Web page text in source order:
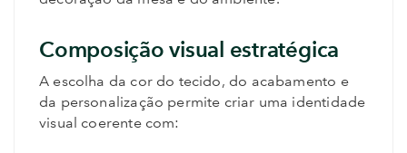
Composição visual estratégica
A escolha da cor do tecido, do acabamento e
da personalização permite criar uma identidade
visual coerente com: